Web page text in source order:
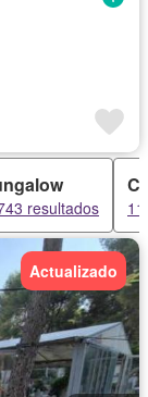
resultados
Actualizado